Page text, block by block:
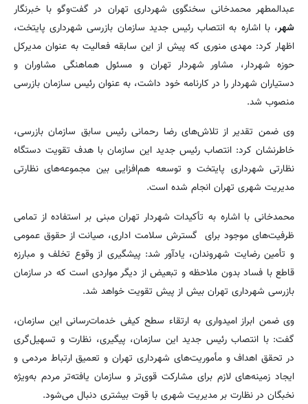
عبدالمطهر محمدخانی سخنگوی شهرداری تهران در گفت‌وگو با خبرنگار
شهر، با اشاره به انتصاب رئیس جدید سازمان بازرسی شهرداری پایتخت،
اظهار کرد: مهدی منوری که پیش از این سابقه فعالیت به عنوان مدیرکل
حوزه شهردار، مشاور شهردار تهران و مسئول هماهنگی مشاوران و
دستیاران شهردار را در کارنامه خود داشت، به عنوان رئیس سازمان بازرسی
منصوب شد.
وی ضمن تقدیر از تلاش‌های رضا رحمانی رئیس سابق سازمان بازرسی،
خاطرنشان کرد: انتصاب رئیس جدید این سازمان با هدف تقویت دستگاه
نظارتی شهرداری پایتخت و توسعه هم‌افزایی بین مجموعه‌های نظارتی
مدیریت شهری تهران انجام شده است.
محمدخانی با اشاره به تأکیدات شهردار تهران مبنی بر استفاده از تمامی
ظرفیت‌های موجود برای گسترش سلامت اداری، صیانت از حقوق عمومی
و تأمین رضایت شهروندان، یادآور شد: پیشگیری از وقوع تخلف و مبارزه
قاطع با فساد بدون ملاحظه و تبعیض از دیگر مواردی است که در سازمان
بازرسی شهرداری تهران بیش از پیش تقویت خواهد شد.
وی ضمن ابراز امیدواری به ارتقاء سطح کیفی خدمات‌رسانی این سازمان،
گفت: با انتصاب رئیس جدید این سازمان، پیگیری، نظارت و تسهیل‌گری
در تحقق اهداف و مأموریت‌های شهرداری تهران و تعمیق ارتباط مردمی و
ایجاد زمینه‌های لازم برای مشارکت قوی‌تر و سازمان یافته‌تر مردم به‌ویژه
نخبگان در نظارت بر مدیریت شهری با قوت بیشتری دنبال می‌شود.